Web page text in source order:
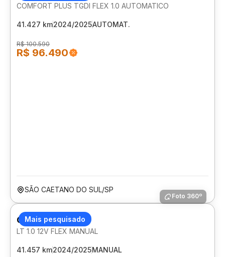
COMFORT PLUS TGDI FLEX 1.0 AUTOMATICO
41.427 km2024/2025AUTOMAT.
R$ 100.590
R$ 96.490
SÃO CAETANO DO SUL/SP
Mais pesquisado
Foto 360º
CHEVROLET ONIX
LT 1.0 12V FLEX MANUAL
41.457 km2024/2025MANUAL